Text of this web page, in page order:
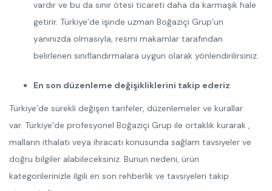
vardır ve bu da sınır ötesi ticareti daha da karmaşık hale
getirir. Türkiye’de işinde uzman Boğaziçi Grup’un
yanınızda olmasıyla, resmi makamlar tarafından
belirlenen sınıflandırmalara uygun olarak yönlendirilirsiniz.
En son düzenleme değişikliklerini takip ederiz
Türkiye’de sürekli değişen tarifeler, düzenlemeler ve kurallar
var. Türkiye’de profesyonel Boğaziçi Grup ile ortaklık kurarak ,
malların ithalatı veya ihracatı konusunda sağlam tavsiyeler ve
doğru bilgiler alabileceksiniz. Bunun nedeni, ürün
kategorilerinizle ilgili en son rehberlik ve tavsiyeleri takip